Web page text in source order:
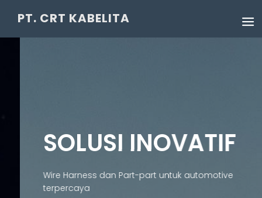
PT. CRT KABELITA
SOLUSI INOVATIF
Wire Harness dan Part-part untuk automotive
terpercaya